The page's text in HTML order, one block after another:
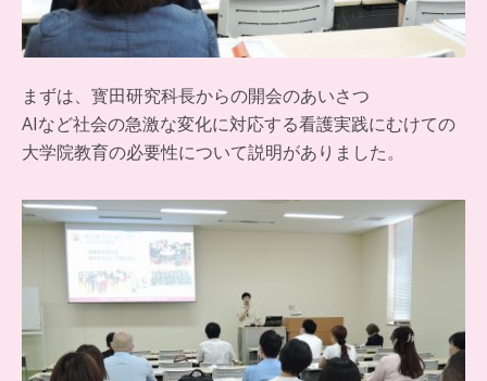
まずは、寳田研究科長からの開会のあいさつ
AIなど社会の急激な変化に対応する看護実践にむけての
大学院教育の必要性について説明がありました。